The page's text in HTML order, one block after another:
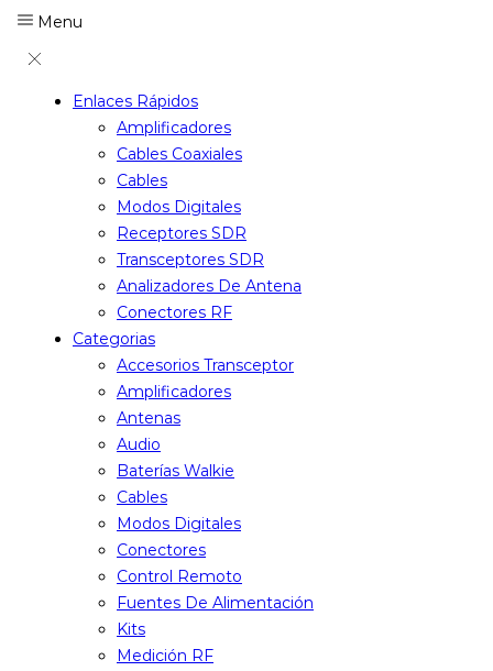
Menu
Enlaces Rápidos
Amplificadores
Cables Coaxiales
Cables
Modos Digitales
Receptores SDR
Transceptores SDR
Analizadores De Antena
Conectores RF
Categorias
Accesorios Transceptor
Amplificadores
Antenas
Audio
Baterías Walkie
Cables
Modos Digitales
Conectores
Control Remoto
Fuentes De Alimentación
Kits
Medición RF